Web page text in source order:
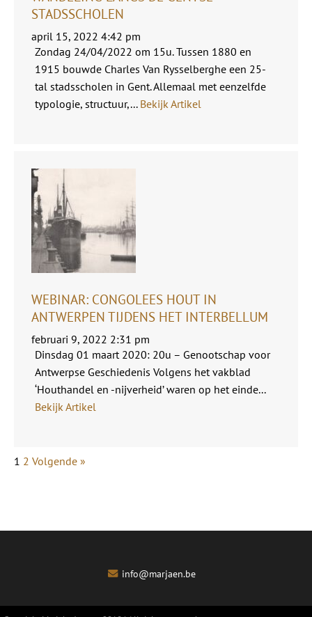
STADSSCHOLEN
april 15, 2022 4:42 pm
Zondag 24/04/2022 om 15u. Tussen 1880 en
1915 bouwde Charles Van Rysselberghe een 25-
tal stadsscholen in Gent. Allemaal met eenzelfde
typologie, structuur,... Bekijk Artikel
WEBINAR: CONGOLEES HOUT IN
ANTWERPEN TIJDENS HET INTERBELLUM
februari 9, 2022 2:31 pm
Dinsdag 01 maart 2020: 20u – Genootschap voor
Antwerpse Geschiedenis Volgens het vakblad
‘Houthandel en -nijverheid’ waren op het einde...
Bekijk Artikel
1 2 Volgende »
info@marjaen.be